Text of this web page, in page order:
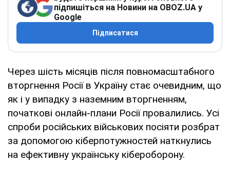
підпишіться на Новини на OBOZ.UA у
Google
Підписатися
Через шість місяців після повномасштабного
вторгнення Росії в Україну стає очевидним, що
як і у випадку з наземним вторгненням,
початкові онлайн-плани Росії провалились. Усі
спроби російських військових посіяти розбрат
за допомогою кіберпотужностей наткнулись
на ефективну українську кібероборону.